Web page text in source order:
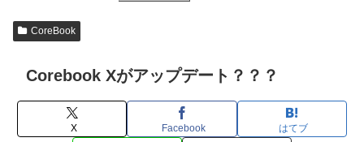
CoreBook
Corebook Xがアップデート？？？
X Facebook はてブ